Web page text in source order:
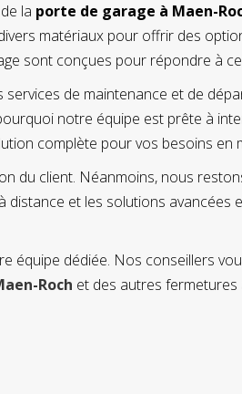
la porte de garage à Maen-
matériaux pour offrir des
sont conçues pour répondre à
services de maintenance et de
notre équipe est prête à
complète pour vos besoins en
du client. Néanmoins, nous
distance et les solutions avancées
équipe dédiée. Nos conseillers
Roch et des autres fermetures